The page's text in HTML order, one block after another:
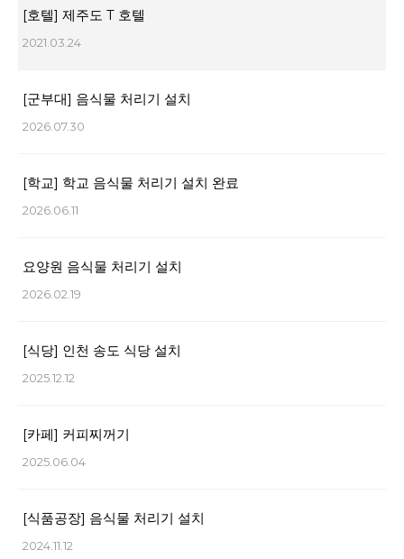
[호텔] 제주도 T 호텔
2021.03.24
[군부대] 음식물 처리기 설치
2026.07.30
[학교] 학교 음식물 처리기 설치 완료
2026.06.11
요양원 음식물 처리기 설치
2026.02.19
[식당] 인천 송도 식당 설치
2025.12.12
[카페] 커피찌꺼기
2025.06.04
[식품공장] 음식물 처리기 설치
2024.11.12